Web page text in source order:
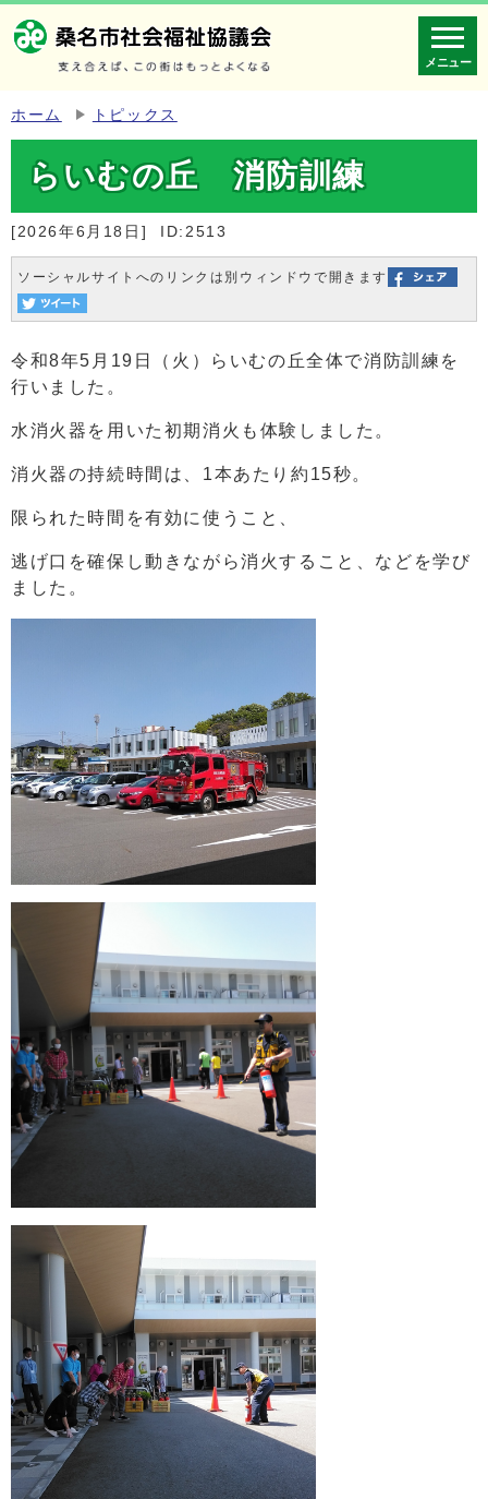
メニュー
ホーム トピックス
らいむの丘 消防訓練
[2026年6月18日] ID:2513
ソーシャルサイトへのリンクは別ウィンドウで開きます
令和8年5月19日（火）らいむの丘全体で消防訓練を
行いました。
水消火器を用いた初期消火も体験しました。
消火器の持続時間は、1本あたり約15秒。
限られた時間を有効に使うこと、
逃げ口を確保し動きながら消火すること、などを学び
ました。